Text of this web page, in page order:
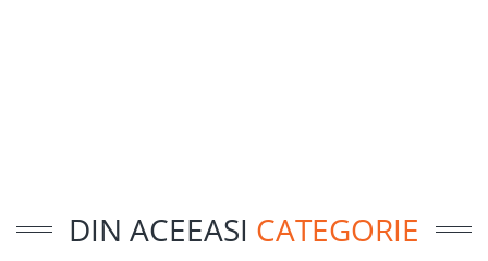
DIN ACEEASI CATEGORIE